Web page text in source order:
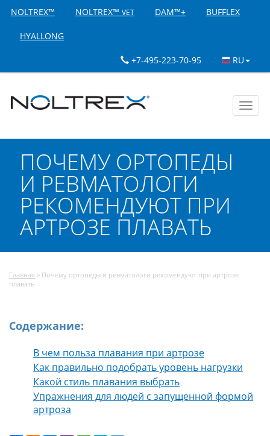
NOLTREX™ NOLTREX™ VET DAM™+ BUFFLEX
HYALLONG
+7-495-223-70-95 RU
ПОЧЕМУ ОРТОПЕДЫ
И РЕВМАТОЛОГИ
РЕКОМЕНДУЮТ ПРИ
АРТРОЗЕ ПЛАВАТЬ
Главная » Почему ортопеды и ревматологи рекомендуют при артрозе
плавать
Содержание:
В чем польза плавания при артрозе
Как правильно подобрать уровень нагрузки
Какой стиль плавания выбрать
Упражнения для людей с запущенной формой
артроза